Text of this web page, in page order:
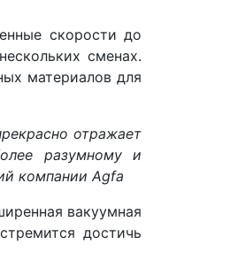
скорости до
сменах.
материалов для
отражает
разумному и
компании Agfa
вакуумная
достичь